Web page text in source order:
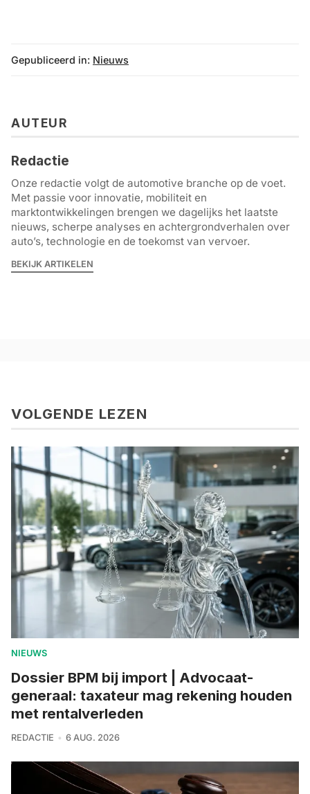
Gepubliceerd in: Nieuws
AUTEUR
Redactie
Onze redactie volgt de automotive branche op de voet.
Met passie voor innovatie, mobiliteit en
marktontwikkelingen brengen we dagelijks het laatste
nieuws, scherpe analyses en achtergrondverhalen over
auto’s, technologie en de toekomst van vervoer.
BEKIJK ARTIKELEN
VOLGENDE LEZEN
NIEUWS
Dossier BPM bij import | Advocaat-
generaal: taxateur mag rekening houden
met rentalverleden
REDACTIE 6 AUG. 2026